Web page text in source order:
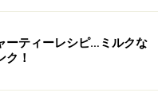
湯でもみ洗いしてザル
みがやわらぐ
ーティーレシピ…ミルクな
ク！